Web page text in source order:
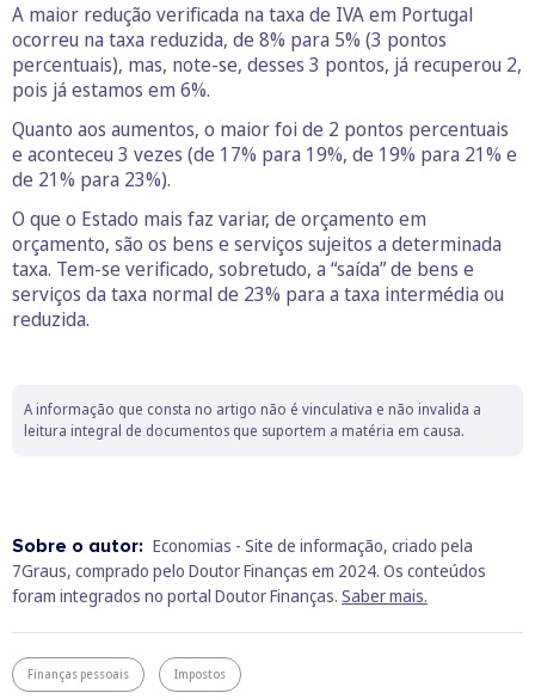
A maior redução verificada na taxa de IVA em Portugal
ocorreu na taxa reduzida, de 8% para 5% (3 pontos
percentuais), mas, note-se, desses 3 pontos, já recuperou 2,
pois já estamos em 6%.
Quanto aos aumentos, o maior foi de 2 pontos percentuais
e aconteceu 3 vezes (de 17% para 19%, de 19% para 21% e
de 21% para 23%).
O que o Estado mais faz variar, de orçamento em
orçamento, são os bens e serviços sujeitos a determinada
taxa. Tem-se verificado, sobretudo, a “saída” de bens e
serviços da taxa normal de 23% para a taxa intermédia ou
reduzida.
A informação que consta no artigo não é vinculativa e não invalida a
leitura integral de documentos que suportem a matéria em causa.
Sobre o autor: Economias - Site de informação, criado pela
7Graus, comprado pelo Doutor Finanças em 2024. Os conteúdos
foram integrados no portal Doutor Finanças. Saber mais.
Finanças pessoais Impostos